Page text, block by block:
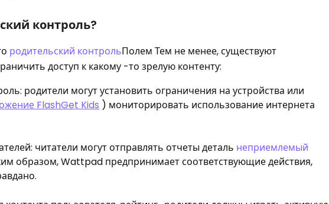
контроль?
родительский контрольПолем Тем не менее, существуют
доступ к какому -то зрелую контенту:
родители могут установить ограничения на устройства или
FlashGet Kids ) мониторировать использование интернета
читатели могут отправлять отчеты деталь неприемлемый
образом, Wattpad предпринимает соответствующие действия,